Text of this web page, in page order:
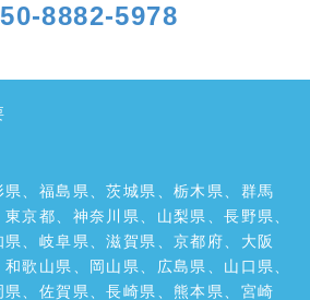
8882-5978
、福島県、茨城県、栃木県、群馬
京都、神奈川県、山梨県、長野県、
、岐阜県、滋賀県、京都府、大阪
歌山県、岡山県、広島県、山口県、
、佐賀県、長崎県、熊本県、宮崎